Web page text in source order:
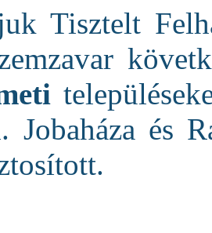
Tisztelt
Jobaháza és